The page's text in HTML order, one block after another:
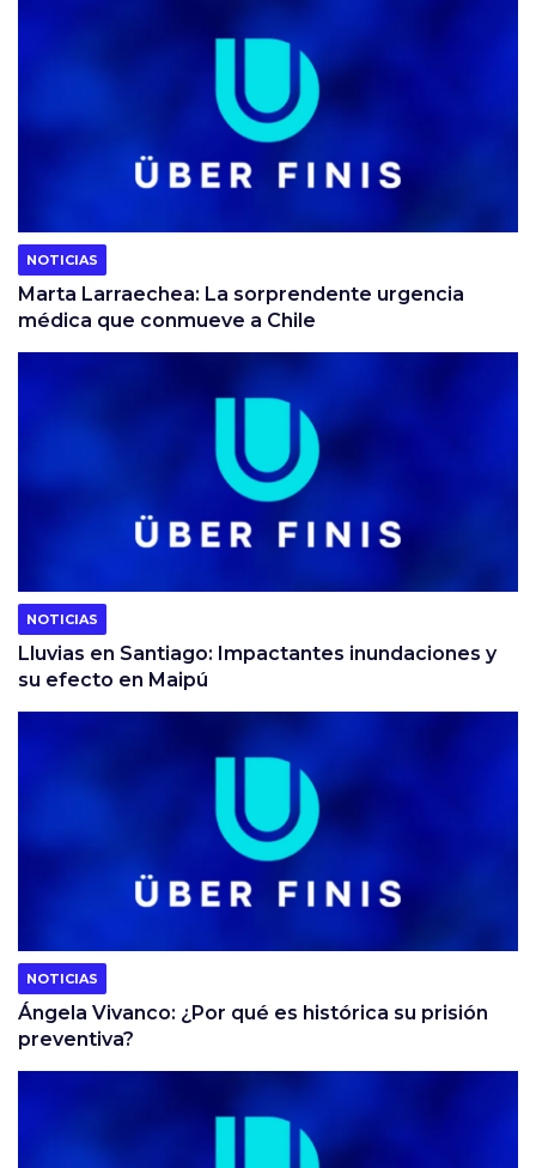
NOTICIAS
Marta Larraechea: La sorprendente urgencia
médica que conmueve a Chile
NOTICIAS
Lluvias en Santiago: Impactantes inundaciones y
su efecto en Maipú
NOTICIAS
Ángela Vivanco: ¿Por qué es histórica su prisión
preventiva?